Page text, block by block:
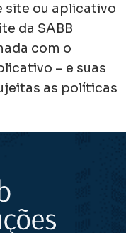
site ou aplicativo
da SABB
com o
– e suas
as políticas